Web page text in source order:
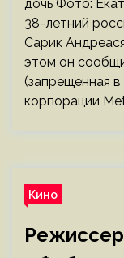
дочь Фото:
38-летний
Сарик
этом он
(запрещенная
корпорации
Кино